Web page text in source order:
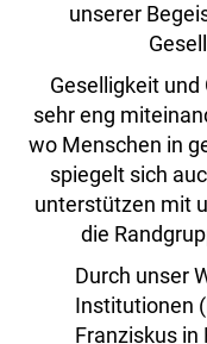
unserer
Geselligkeit
sehr eng
wo Menschen in
spiegelt sich
unterstützen mit
die
Durch unser
Institutionen
Franziskus in